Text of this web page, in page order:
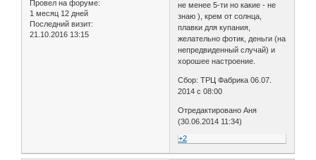
Провел на форуме:
1 месяц 12 дней
Последний визит:
21.10.2016 13:15
не менее 5-ти но какие - не
знаю ), крем от солнца,
плавки для купания,
желательно фотик, деньги (на
непредвиденный случай) и
хорошее настроение.
Сбор: ТРЦ Фабрика 06.07.
2014 с 08:00
Отредактировано Аня
(30.06.2014 11:34)
+2